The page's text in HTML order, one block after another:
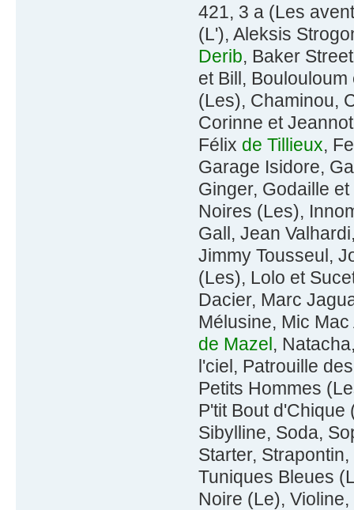
421, 3 a (Les
(L'), Aleksis
Derib, Baker
et Bill,
(Les), Chaminou,
Corinne et
Félix de Tillieux,
Garage Isidore,
Ginger, Godaille
Noires (Les),
Gall, Jean
Jimmy Tousseul,
(Les), Lolo et
Dacier, Marc
Mélusine, Mic
de Mazel,
l'ciel, Patrouille
Petits Hommes
P'tit Bout
Sibylline, Soda,
Starter,
Tuniques Bleues
Noire (Le),